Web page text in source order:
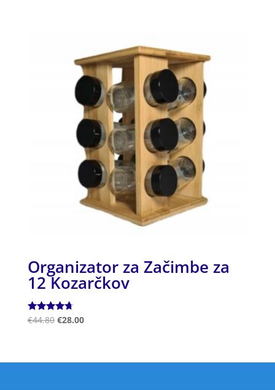
Organizator za Začimbe za
12 Kozarčkov
Ocenjeno
€44.80 €28.00